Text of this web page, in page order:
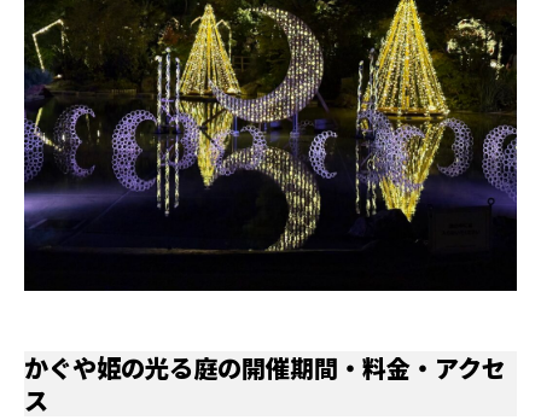
かぐや姫の光る庭の開催期間・料金・アクセ
ス